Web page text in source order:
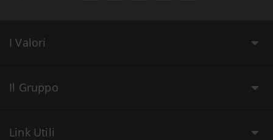
I Valori
Il Gruppo
Link Utili